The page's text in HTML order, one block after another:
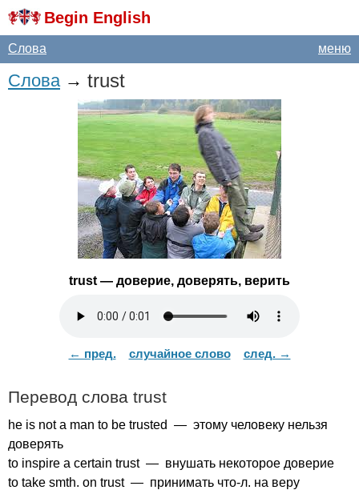
Begin English
меню
Слова
Слова→ trust
trust — доверие, доверять, верить
← пред. случайное слово след. →
Перевод слова trust
he is not a man to be trusted — этому человеку нельзя
доверять
to inspire a certain trust— внушать некоторое доверие
to take smth. on trust— принимать что-л. на веру